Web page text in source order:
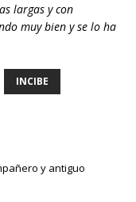
largas y con
muy bien y se lo ha
INCIBE
y antiguo